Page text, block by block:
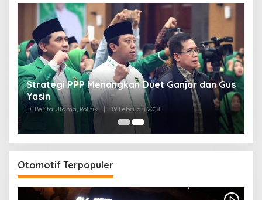
Strategi PPP Menangkan Duet Ganjar dan Gus
Yasin
Di Berita Utama, Politik | 19 Februari 2018
Otomotif Terpopuler